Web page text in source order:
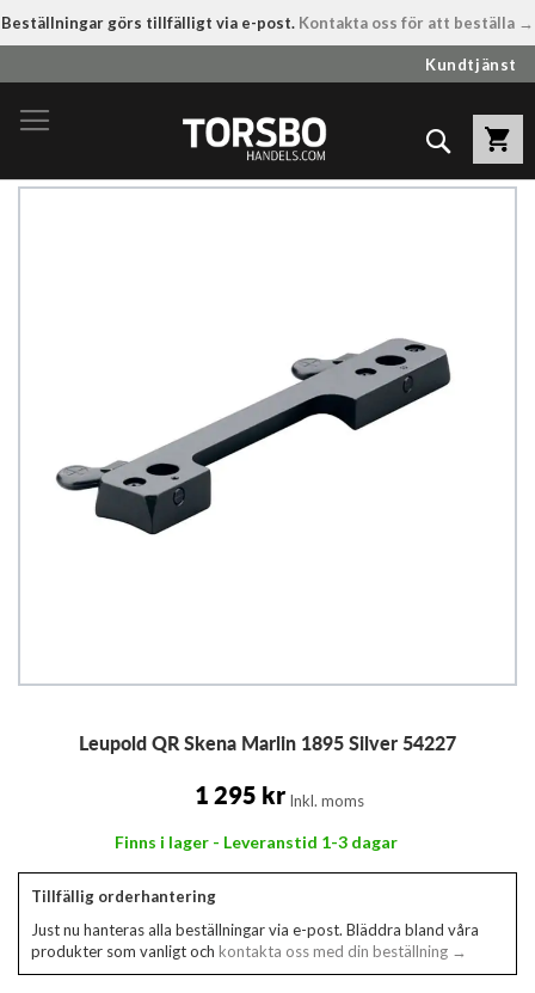
Beställningar görs tillfälligt via e-post. Kontakta oss för att beställa →
till
innehållet
Kundtjänst
Sök
Leupold QR Skena Marlin 1895 Silver 54227
1 295 kr Inkl. moms
Finns i lager - Leveranstid 1-3 dagar
Tillfällig orderhantering
Just nu hanteras alla beställningar via e-post. Bläddra bland våra
produkter som vanligt och kontakta oss med din beställning →